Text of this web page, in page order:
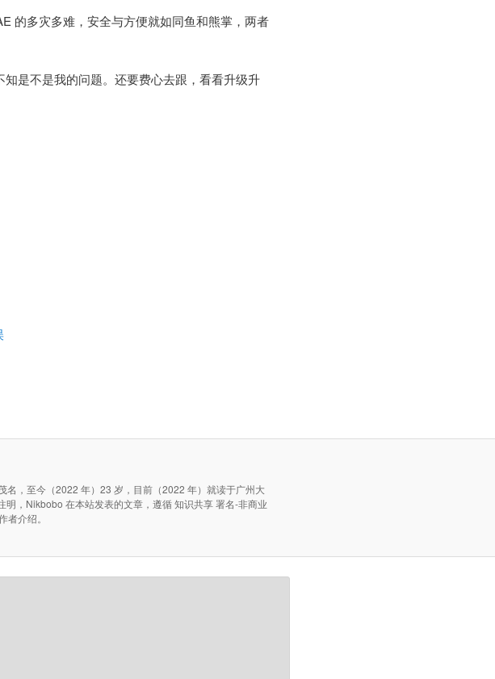
的多灾多难，安全与方便就如同鱼和熊掌，两者
是不是我的问题。还要费心去跟，看看升级升
，至今（2022 年）23 岁，目前（2022 年）就读于广州大
，Nikbobo 在本站发表的文章，遵循 知识共享 署名-非商业
介绍。